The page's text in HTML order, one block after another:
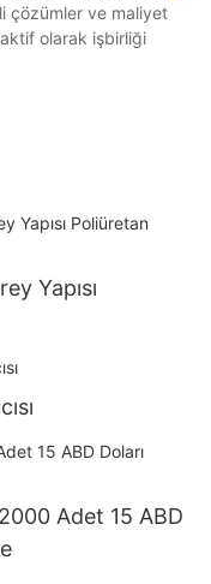
çözümler ve maliyet
olarak işbirliği
Yapısı
Adet 15 ABD